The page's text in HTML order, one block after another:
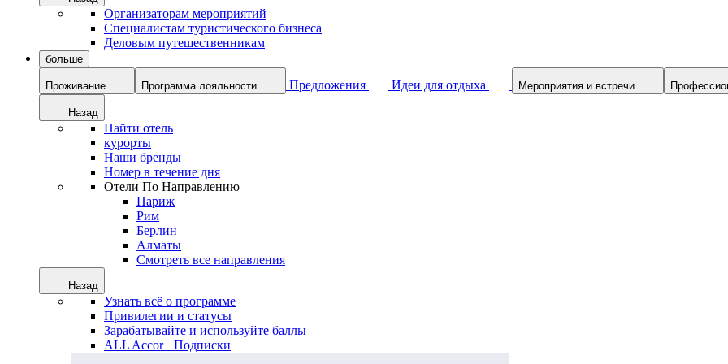
Организаторам мероприятий
Специалистам туристического бизнеса
Деловым путешественникам
больше
Проживание Программа лояльности Предложения Идеи для отдыха Мероприятия и встречи
Назад
Найти отель
курорты
Наши бренды
Номер в течение дня
Отели По Направлению
Париж
Рим
Берлин
Алматы
Смотреть все направления
Назад
Узнать всё о программе
Привилегии и статусы
Зарабатывайте и используйте баллы
ALL Accor+ Подписки